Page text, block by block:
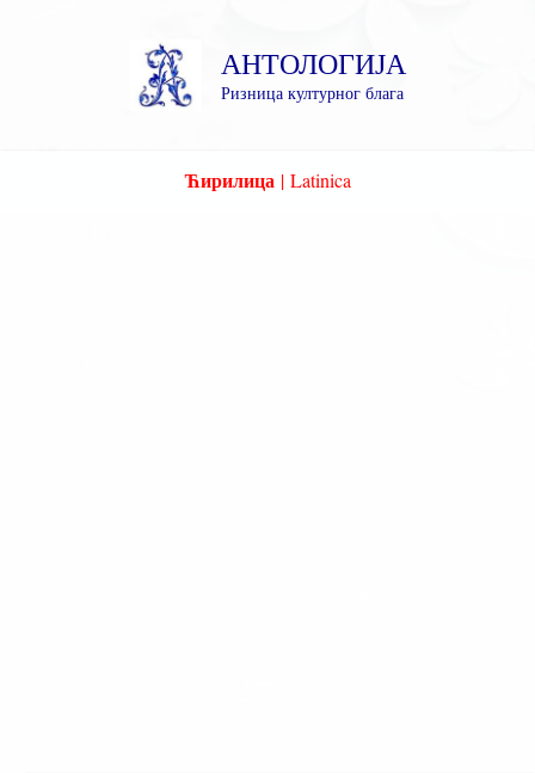
АНТОЛОГИЈА
Ризница културног блага
Ћирилица | Latinica